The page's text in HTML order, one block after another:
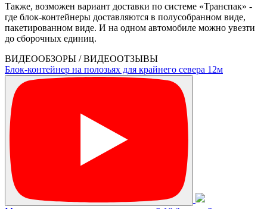
Также, возможен вариант доставки по системе «Транспак» -
где блок-контейнеры доставляются в полусобранном виде,
пакетированном виде. И на одном автомобиле можно увезти
до сборочных единиц.
ВИДЕООБЗОРЫ / ВИДЕООТЗЫВЫ
Блок-контейнер на полозьях для крайнего севера 12м